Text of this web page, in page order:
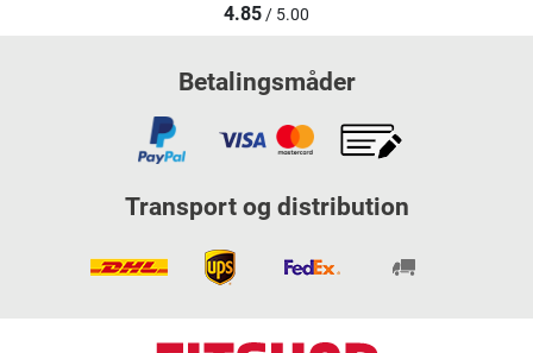
4.85/ 5.00
Betalingsmåder
Transport og distribution